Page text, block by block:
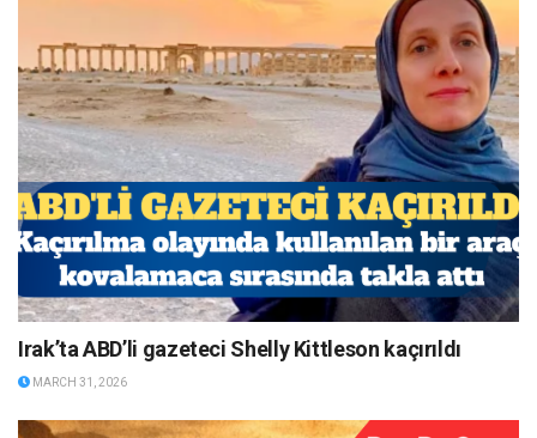
Irak’ta ABD’li gazeteci Shelly Kittleson kaçırıldı
MARCH 31, 2026